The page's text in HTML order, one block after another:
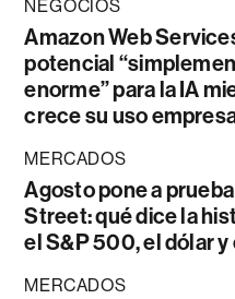
NEGOCIOS
Amazon Web
potencial
enorme” para la IA
crece su uso
MERCADOS
Agosto pone a
Street: qué dice la
el S&P 500, el dólar y
MERCADOS